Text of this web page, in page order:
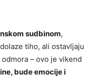
sudbinom,
tiho, ali ostavljaju
– ovo je vikend
bude emocije i